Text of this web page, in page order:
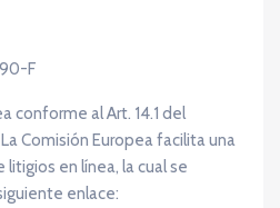
F
conforme al Art. 14.1 del
Comisión Europea facilita una
en línea, la cual se
enlace: